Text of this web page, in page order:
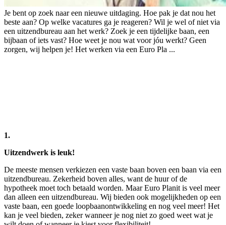
Je bent op zoek naar een nieuwe uitdaging. Hoe pak je dat nou het
beste aan? Op welke vacatures ga je reageren? Wil je wel of niet via
een uitzendbureau aan het werk? Zoek je een tijdelijke baan, een
bijbaan of iets vast? Hoe weet je nou wat voor jóu werkt? Geen
zorgen, wij helpen je! Het werken via een Euro Pla ...
1.
Uitzendwerk is leuk!
De meeste mensen verkiezen een vaste baan boven een baan via een
uitzendbureau. Zekerheid boven alles, want de huur of de
hypotheek moet toch betaald worden. Maar Euro Planit is veel meer
dan alleen een uitzendbureau. Wij bieden ook mogelijkheden op een
vaste baan, een goede loopbaanontwikkeling en nog veel meer! Het
kan je veel bieden, zeker wanneer je nog niet zo goed weet wat je